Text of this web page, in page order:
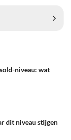
niveau: wat
dit niveau stijgen